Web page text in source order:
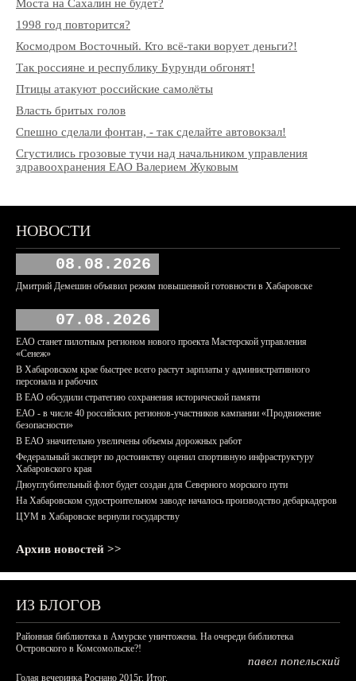
Моста на Сахалин не будет?
1998 год повторится?
Космодром Восточный. Кто всё-таки ворует деньги?!
Так россияне и республику Бурунди обгонят!
Птицы атакуют российские самолёты
Власть бритых голов
Спешно сделали фонтан, - так сделайте автовокзал!
Сгустились грозовые тучи над начальником управления
здравоохранения ЕАО Валерием Жуковым
НОВОСТИ
08.08.2026
Дмитрий Демешин объявил режим повышенной готовности в Хабаровске
07.08.2026
ЕАО станет пилотным регионом нового проекта Мастерской управления
«Сенеж»
В Хабаровском крае быстрее всего растут зарплаты у административного
персонала и рабочих
В ЕАО обсудили стратегию сохранения исторической памяти
ЕАО - в числе 40 российских регионов-участников кампании «Продвижение
безопасности»
В ЕАО значительно увеличены объемы дорожных работ
Федеральный эксперт по достоинству оценил спортивную инфраструктуру
Хабаровского края
Дноуглубительный флот будет создан для Северного морского пути
На Хабаровском судостроительном заводе началось производство дебаркадеров
ЦУМ в Хабаровске вернули государству
Архив новостей >>
ИЗ БЛОГОВ
Районная библиотека в Амурске уничтожена. На очереди библиотека
Островского в Комсомольске?!
павел попельский
Голая вечеринка Роснано 2015г. Итог.